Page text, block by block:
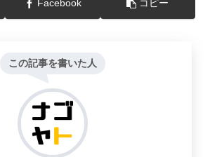
Facebook コピー
この記事を書いた人